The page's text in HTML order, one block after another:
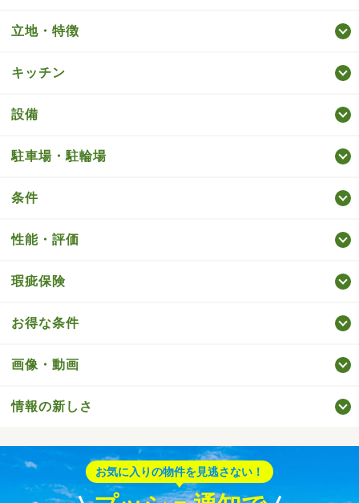
立地・特徴
キッチン
設備
駐車場・駐輪場
条件
性能・評価
瑕疵保険
お得な条件
画像・動画
情報の新しさ
お気に入りの物件を見逃さない！